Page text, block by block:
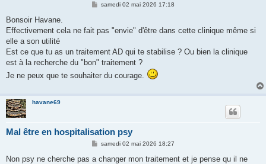
M
a
samedi 02 mai 2026 17:18
Bonsoir Havane.
Effectivement cela ne fait pas "envie" d'être dans cette clinique même si
elle a son utilité
Est ce que tu as un traitement AD qui te stabilise ? Ou bien la clinique
est à la recherche du "bon" traitement ?
Je ne peux que te souhaiter du courage.
havane69
Mal être en hospitalisation psy
M
s
samedi 02 mai 2026 18:27
Non psy ne cherche pas a changer mon traitement et je pense qu il ne